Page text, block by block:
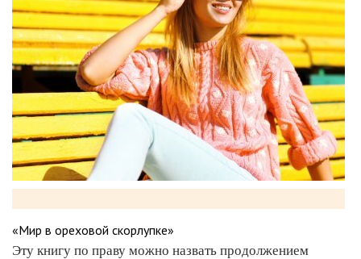
«Мир в ореховой скорлупке»
Эту книгу по праву можно назвать продолжением